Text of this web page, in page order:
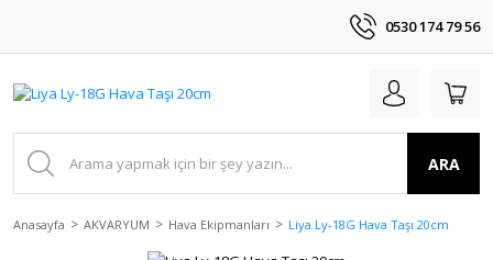
0530 174 79 56
ARA
Anasayfa AKVARYUM Hava Ekipmanları Liya Ly-18G Hava Taşı 20cm